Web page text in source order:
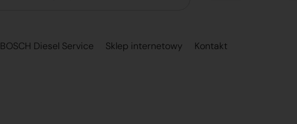
BOSCH Diesel Service Sklep internetowy Kontakt